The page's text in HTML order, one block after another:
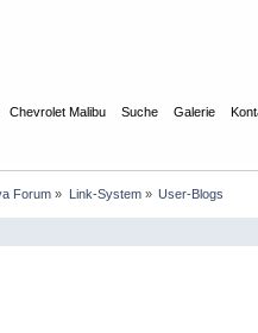
Chevrolet Malibu Suche Galerie
Forum » Link-System» User-Blogs